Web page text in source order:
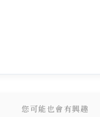
您可能也會有興趣